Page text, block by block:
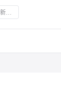
AI科技, 服装AI大数据, 新消费品牌, Z世代, 新中产, 银发经济, 宅经济, 户外经济, 情绪消费, 短视频营销, 直播营销, 登山, 垂钓, 露营, 滑雪, 防疫政策, 保健意识, 宠物经济, 国货崛起